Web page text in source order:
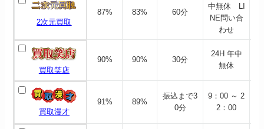
2次元買取
87% 83% 60分
中無休 LI
NE問い合
わせ
買取笑店
90% 90% 30分
24H 年中
無休
買取漫才
91% 89%
振込まで3
0分
9：00 ～ 2
2：00